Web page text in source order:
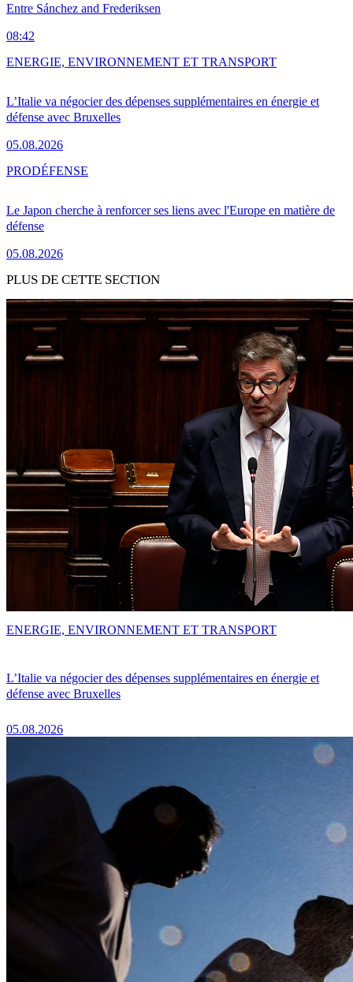
Entre Sánchez and Frederiksen
08:42
L’Italie va négocier des dépenses supplémentaires en énergie et
défense avec Bruxelles
05.08.2026
ENERGIE, ENVIRONNEMENT ET TRANSPORT
Le Japon cherche à renforcer ses liens avec l'Europe en matière de
défense
05.08.2026
PRODÉFENSE
PLUS DE CETTE SECTION
L’Italie va négocier des dépenses supplémentaires en énergie et
défense avec Bruxelles
05.08.2026
ENERGIE, ENVIRONNEMENT ET TRANSPORT